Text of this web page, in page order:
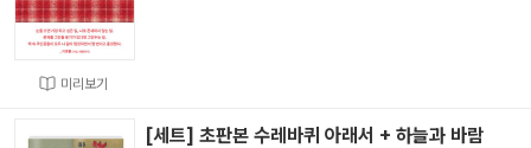
미리보기
[세트] 초판본 수레바퀴 아래서 + 하늘과 바람